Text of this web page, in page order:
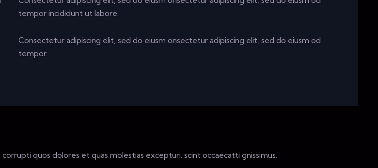
tempor incididunt ut labore.
Consectetur adipiscing elit, sed do eiusm onsectetur adipiscing elit, sed do eiusm od
tempor.
quos dolores et quas molestias excepturi. scint occaecatti gnissimus.